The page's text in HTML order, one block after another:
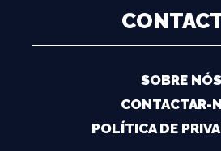
SOBRE NÓS
CONTACTAR-
POLÍTICA DE